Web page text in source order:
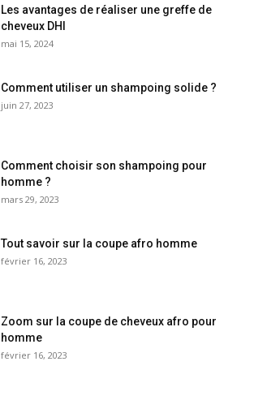
Les avantages de réaliser une greffe de
cheveux DHI
mai 15, 2024
Comment utiliser un shampoing solide ?
juin 27, 2023
Comment choisir son shampoing pour
homme ?
mars 29, 2023
Tout savoir sur la coupe afro homme
février 16, 2023
Zoom sur la coupe de cheveux afro pour
homme
février 16, 2023